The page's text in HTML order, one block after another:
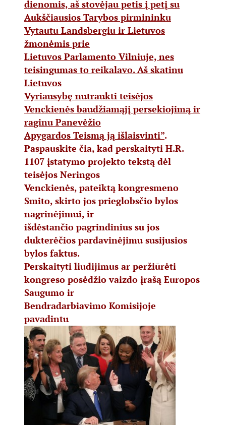
dienomis, aš stovėjau petis į petį su
Aukščiausios Tarybos pirmininku
Vytautu Landsbergiu ir Lietuvos
žmonėmis prie
Lietuvos Parlamento Vilniuje, nes
teisingumas to reikalavo. Aš skatinu
Lietuvos
Vyriausybę nutraukti teisėjos
Venckienės baudžiamąjį persekiojimą ir
raginu Panevėžio
Apygardos Teismą ją išlaisvinti”.
Paspauskite čia, kad perskaityti H.R.
1107 įstatymo projekto tekstą dėl
teisėjos Neringos
Venckienės, pateiktą kongresmeno
Smito, skirto jos prieglobsčio bylos
nagrinėjimui, ir
išdėstančio pagrindinius su jos
dukterėčios pardavinėjimu susijusios
bylos faktus.
Perskaityti liudijimus ar peržiūrėti
kongreso posėdžio vaizdo įrašą Europos
Saugumo ir
Bendradarbiavimo Komisijoje
pavadintu